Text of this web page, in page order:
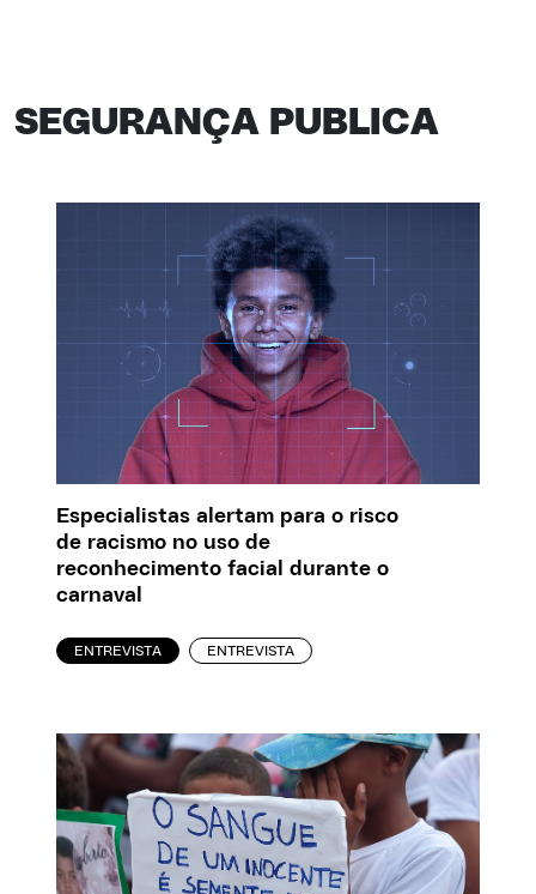
SEGURANÇA PUBLICA
Especialistas alertam para o risco
de racismo no uso de
reconhecimento facial durante o
carnaval
ENTREVISTA ENTREVISTA